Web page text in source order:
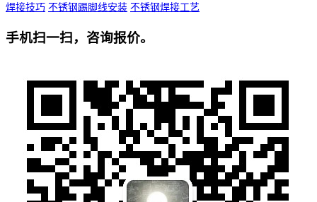
焊接技巧 不锈钢踢脚线安装 不锈钢焊接工艺
手机扫一扫，咨询报价。